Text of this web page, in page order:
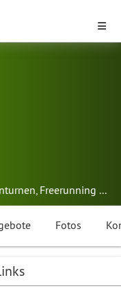
, Freerunning ...
Fotos